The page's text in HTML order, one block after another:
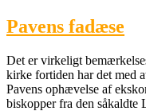
Pavens fadæse
Det er virkeligt
kirke fortiden har det med
Pavens ophævelse af
biskopper fra den såkaldte